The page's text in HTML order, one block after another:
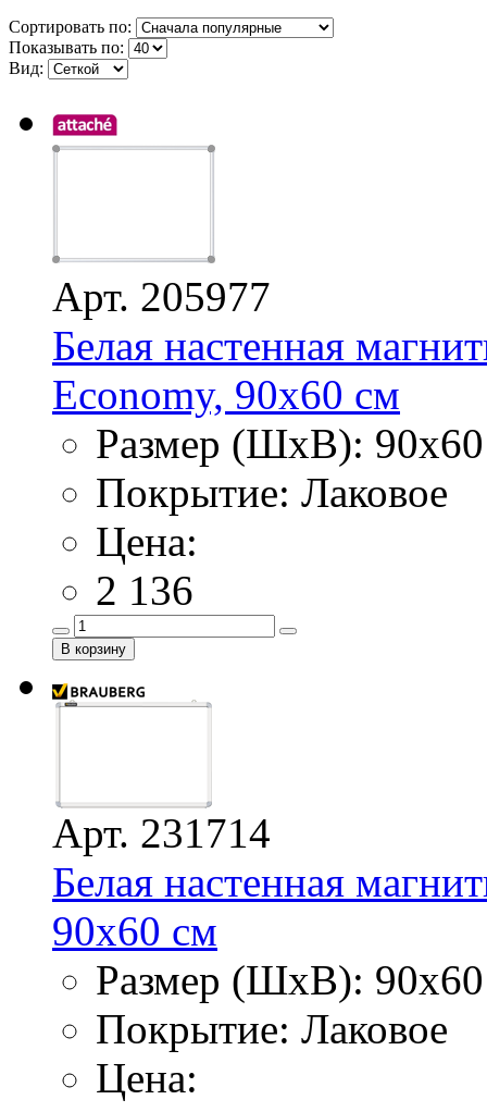
Сортировать по:
Показывать по:
Вид:
Арт. 205977
Белая настенная
Economy, 90х60 см
Размер (ШхВ):
Покрытие: Лаковое
Цена:
2 136
Арт. 231714
Белая настенная
90х60 см
Размер (ШхВ):
Покрытие: Лаковое
Цена: